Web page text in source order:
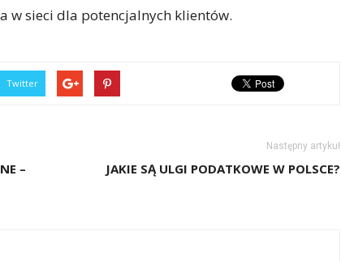
w sieci dla potencjalnych klientów.
Twitter
–
Następny artykuł
JAKIE SĄ ULGI PODATKOWE W POLSCE?